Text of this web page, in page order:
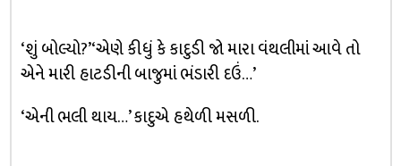
‘શું બોલ્યો?’ ‘એણે કીધું કે કાદુડી જો મારા વંથલીમાં આવે તો
એને મારી હાટડીની બાજુમાં ભંડારી દઉં…’
‘એની ભલી થાય…’ કાદુએ હથેળી મસળી.